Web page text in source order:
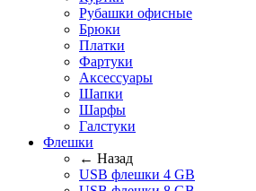
Рубашки офисные
Брюки
Платки
Фартуки
Аксессуары
Шапки
Шарфы
Галстуки
Флешки
← Назад
USB флешки 4 GB